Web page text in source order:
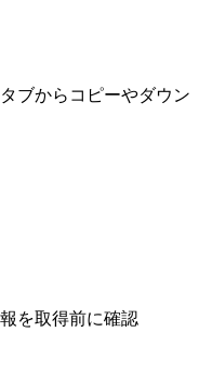
ブからコピーやダウン
を取得前に確認